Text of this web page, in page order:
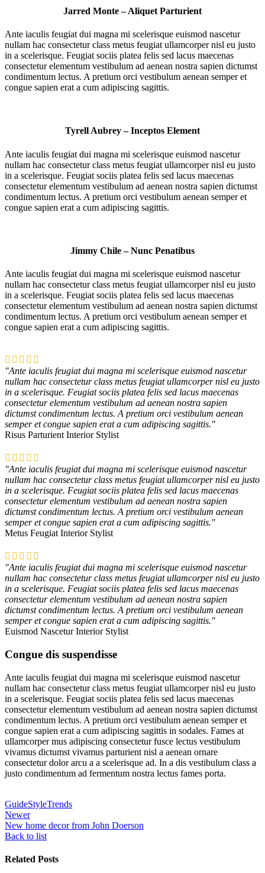
Jarred Monte – Aliquet Parturient
Ante iaculis feugiat dui magna mi scelerisque euismod nascetur
nullam hac consectetur class metus feugiat ullamcorper nisl eu justo
in a scelerisque. Feugiat sociis platea felis sed lacus maecenas
consectetur elementum vestibulum ad aenean nostra sapien dictumst
condimentum lectus. A pretium orci vestibulum aenean semper et
congue sapien erat a cum adipiscing sagittis.
Tyrell Aubrey – Inceptos Element
Ante iaculis feugiat dui magna mi scelerisque euismod nascetur
nullam hac consectetur class metus feugiat ullamcorper nisl eu justo
in a scelerisque. Feugiat sociis platea felis sed lacus maecenas
consectetur elementum vestibulum ad aenean nostra sapien dictumst
condimentum lectus. A pretium orci vestibulum aenean semper et
congue sapien erat a cum adipiscing sagittis.
Jimmy Chile – Nunc Penatibus
Ante iaculis feugiat dui magna mi scelerisque euismod nascetur
nullam hac consectetur class metus feugiat ullamcorper nisl eu justo
in a scelerisque. Feugiat sociis platea felis sed lacus maecenas
consectetur elementum vestibulum ad aenean nostra sapien dictumst
condimentum lectus. A pretium orci vestibulum aenean semper et
congue sapien erat a cum adipiscing sagittis.
"Ante iaculis feugiat dui magna mi scelerisque euismod nascetur
nullam hac consectetur class metus feugiat ullamcorper nisl eu justo
in a scelerisque. Feugiat sociis platea felis sed lacus maecenas
consectetur elementum vestibulum ad aenean nostra sapien
dictumst condimentum lectus. A pretium orci vestibulum aenean
semper et congue sapien erat a cum adipiscing sagittis."
Risus Parturient Interior Stylist
"Ante iaculis feugiat dui magna mi scelerisque euismod nascetur
nullam hac consectetur class metus feugiat ullamcorper nisl eu justo
in a scelerisque. Feugiat sociis platea felis sed lacus maecenas
consectetur elementum vestibulum ad aenean nostra sapien
dictumst condimentum lectus. A pretium orci vestibulum aenean
semper et congue sapien erat a cum adipiscing sagittis."
Metus Feugiat Interior Stylist
"Ante iaculis feugiat dui magna mi scelerisque euismod nascetur
nullam hac consectetur class metus feugiat ullamcorper nisl eu justo
in a scelerisque. Feugiat sociis platea felis sed lacus maecenas
consectetur elementum vestibulum ad aenean nostra sapien
dictumst condimentum lectus. A pretium orci vestibulum aenean
semper et congue sapien erat a cum adipiscing sagittis."
Euismod NasceturInterior Stylist
Congue dis suspendisse
Ante iaculis feugiat dui magna mi scelerisque euismod nascetur
nullam hac consectetur class metus feugiat ullamcorper nisl eu justo
in a scelerisque. Feugiat sociis platea felis sed lacus maecenas
consectetur elementum vestibulum ad aenean nostra sapien dictumst
condimentum lectus. A pretium orci vestibulum aenean semper et
congue sapien erat a cum adipiscing sagittis in sodales. Fames at
ullamcorper mus adipiscing consectetur fusce lectus vestibulum
vivamus dictumst vivamus parturient nisl a aenean ornare
consectetur dolor arcu a a scelerisque ad. In a dis vestibulum class a
justo condimentum ad fermentum nostra lectus fames porta.
GuideStyleTrends
Newer
New home decor from John Doerson
Back to list
Related Posts